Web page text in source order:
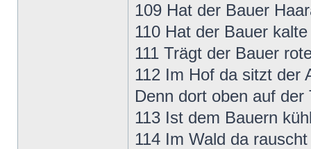
109 Hat der Bauer
110 Hat der Bauer
111 Trägt der Bauer
112 Im Hof da sitzt der
Denn dort oben auf
113 Ist dem Bauern
114 Im Wald da